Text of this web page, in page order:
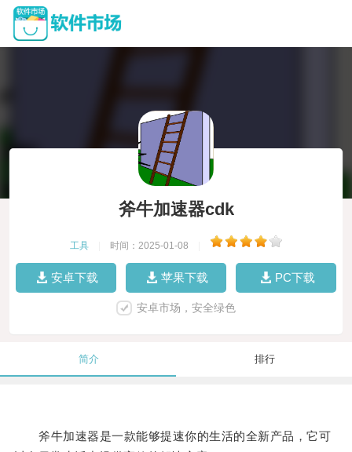
斧牛加速器cdk
工具 时间：2025-01-08
安卓下载 苹果下载 PC下载
安卓市场，安全绿色
简介 排行
斧牛加速器是一款能够提速你的生活的全新产品，它可